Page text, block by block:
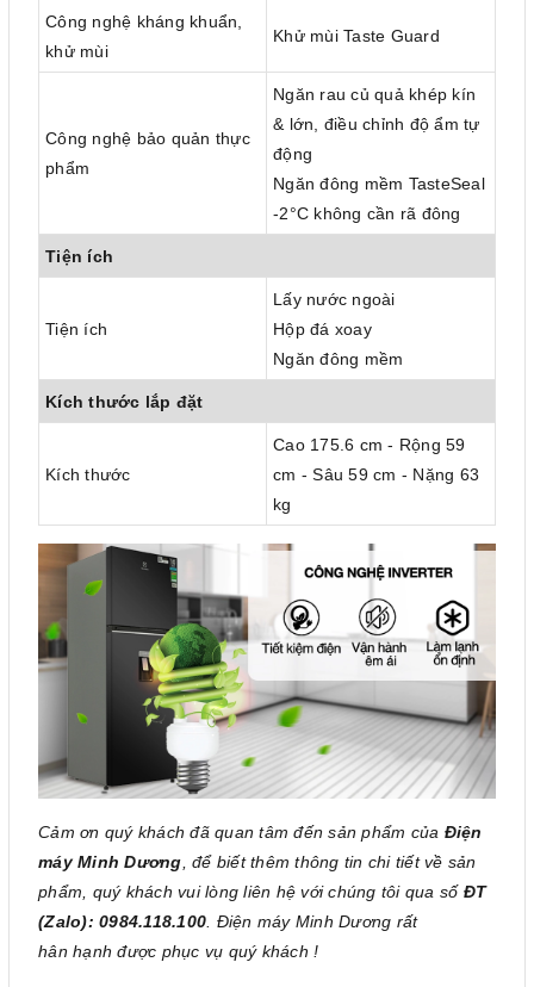
Công nghệ kháng khuẩn,
khử mùi
Khử mùi Taste Guard
Công nghệ bảo quản thực
phẩm
Ngăn rau củ quả khép kín
& lớn, điều chỉnh độ ẩm tự
động
Ngăn đông mềm TasteSeal
-2°C không cần rã đông
Tiện ích
Tiện ích
Lấy nước ngoài
Hộp đá xoay
Ngăn đông mềm
Kích thước lắp đặt
Kích thước
Cao 175.6 cm - Rộng 59
cm - Sâu 59 cm - Nặng 63
kg
Cảm ơn quý khách đã quan tâm đến sản phẩm của Điện
máy Minh Dương, để biết thêm thông tin chi tiết về sản
phẩm, quý khách vui lòng liên hệ với chúng tôi qua số ĐT
(Zalo): 0984.118.100. Điện máy Minh Dương rất
hân hạnh được phục vụ quý khách !